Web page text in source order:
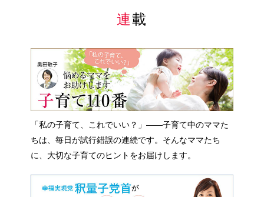
連載
「私の子育て、これでいい？」――子育て中のママた
ちは、毎日が試行錯誤の連続です。そんなママたち
に、大切な子育てのヒントをお届けします。